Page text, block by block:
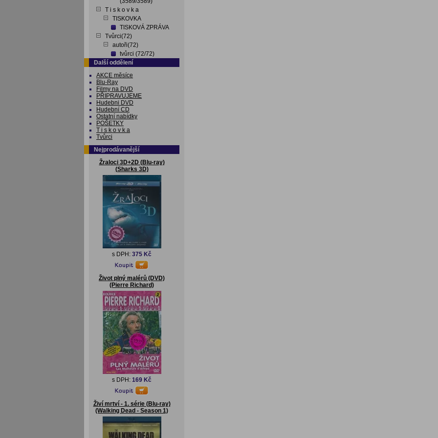
T i s k o v k a
TISKOVKA
TISKOVÁ ZPRÁVA
Tvůrci(72)
autoři(72)
tvůrci (72/72)
Další oddělení
AKCE měsíce
Blu-Ray
Filmy na DVD
PŘIPRAVUJEME
Hudebni DVD
Hudební CD
Ostatní nabídky
POŠETKY
T i s k o v k a
Tvůrci
Nejprodávanější
Žraloci 3D+2D (Blu-ray)
(Sharks 3D)
s DPH: 375 Kč
Život plný malérů (DVD)
(Pierre Richard)
s DPH: 169 Kč
Živí mrtví - 1. série (Blu-ray)
(Walking Dead - Season 1)